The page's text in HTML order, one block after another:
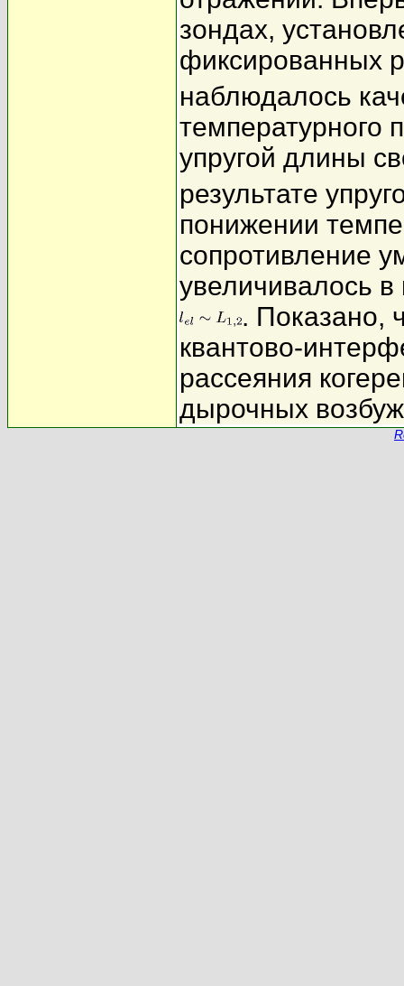
зондах,
фиксированных
наблюдалось
температурного
упругой длины
результате
понижении
сопротивление
увеличивалось в
. Показано,
квантово-
рассеяния
дырочных